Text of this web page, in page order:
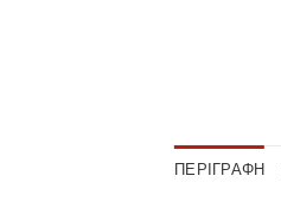
ΠΕΡΙΓΡΑΦΉ